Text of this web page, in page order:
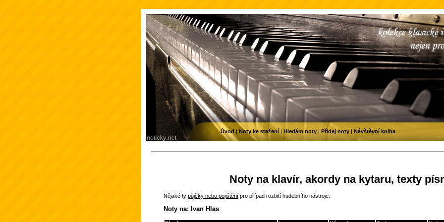
Noty na klavír, akordy na kytaru, texty
Nějaké ty půjčky nebo pojištění pro případ rozbití hudebního nástroje.
Noty na: Ivan Hlas
Úvod | Noty ke stažení| Hledám noty | Přidej noty | Návštěvní kniha